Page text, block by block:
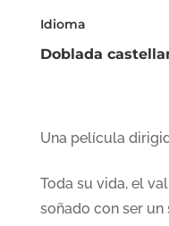
Idioma
Doblada
Una película
Toda su vida, el
soñado con ser un